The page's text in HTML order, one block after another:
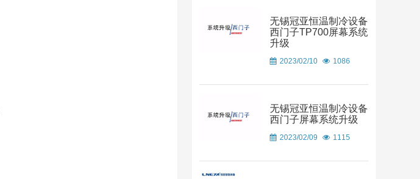
无锡冠亚恒温制冷设备
西门子TP700屏幕系统
升级
2023/02/10 1086
无锡冠亚恒温制冷设备
西门子屏幕系统升级
2023/02/09 1115